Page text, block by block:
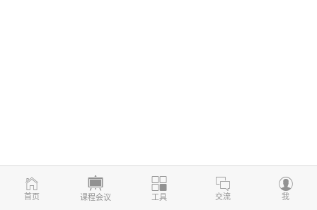
首页 课程会议 工具 交流 我